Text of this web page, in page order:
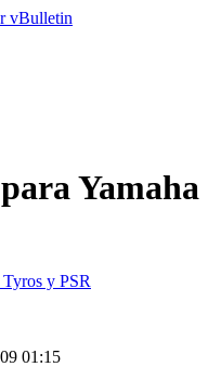
Yamaha
y PSR
01:15